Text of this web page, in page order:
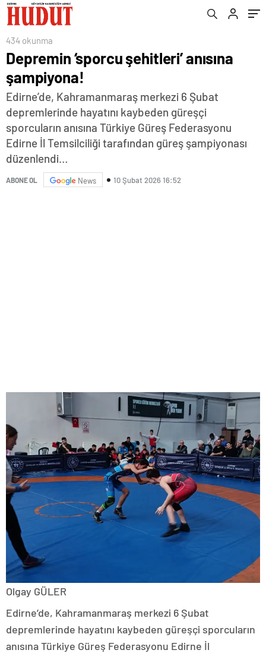
434 okunma
Depremin ‘sporcu şehitleri’ anısına
şampiyona!
Edirne’de, Kahramanmaraş merkezi 6 Şubat
depremlerinde hayatını kaybeden güreşçi
sporcuların anısına Türkiye Güreş Federasyonu
Edirne İl Temsilciliği tarafından güreş şampiyonası
düzenlendi…
ABONE OL News 10 Şubat 2026 16:52
Olgay GÜLER
Edirne’de, Kahramanmaraş merkezi 6 Şubat
depremlerinde hayatını kaybeden güreşçi sporcuların
anısına Türkiye Güreş Federasyonu Edirne İl